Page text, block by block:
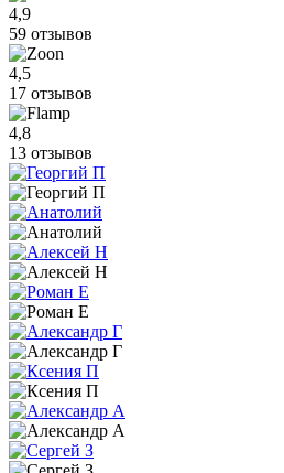
4,9
59 отзывов
4,5
17 отзывов
4,8
13 отзывов